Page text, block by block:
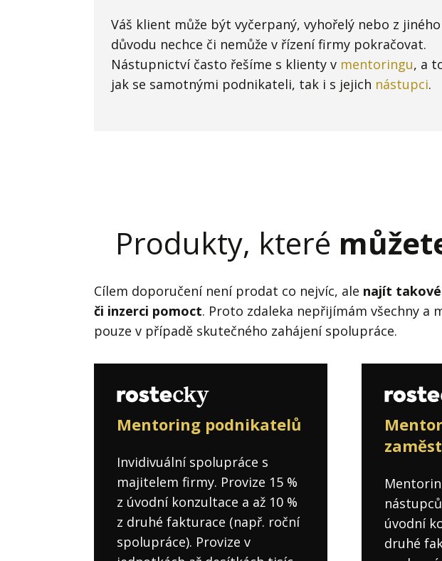
Váš klient může být vyčerpaný, vyhořelý nebo z jiného
důvodu nechce či nemůže v řízení firmy pokračovat.
Nástupnictví často řešíme s klienty v mentoringu, a
jak se samotnými podnikateli, tak i s jejich nástupci.
Produkty, které
Cílem doporučení není prodat co nejvíc, ale najít
či inzerci pomoct. Proto zdaleka nepřijímám všechny a
pouze v případě skutečného zahájení spolupráce.
Mentoring podnikatelů
Invidivuální spolupráce s
majitelem firmy. Provize 15 %
z úvodní konzultace a až 10 %
z druhé fakturace (např. roční
spolupráce). Provize v
úvodní
druhé